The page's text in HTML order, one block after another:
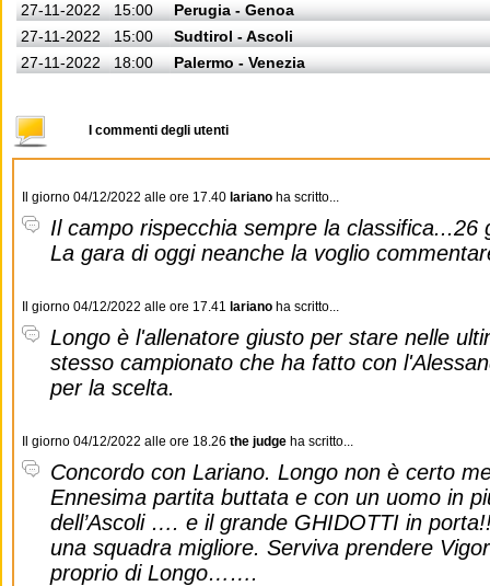
27-11-2022
15:00
Perugia - Genoa
27-11-2022
15:00
Sudtirol - Ascoli
27-11-2022
18:00 Palermo - Venezia
I commenti degli utenti
Il giorno 04/12/2022 alle ore 17.40 lariano ha scritto...
Il campo rispecchia sempre la classifica...26
La gara di oggi neanche la voglio
Il giorno 04/12/2022 alle ore 17.41 lariano ha scritto...
Longo è l'allenatore giusto per stare nelle
stesso campionato che ha fatto con
per la scelta.
Il giorno 04/12/2022 alle ore 18.26 the judge ha scritto...
Concordo con Lariano. Longo non è certo
Ennesima partita buttata e con un uomo in
dell’Ascoli …. e il grande GHIDOTTI in
una squadra migliore. Serviva prendere
proprio di Longo…….